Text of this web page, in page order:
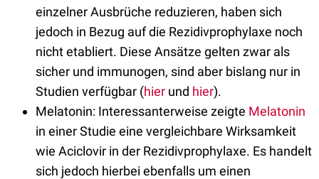
einzelner Ausbrüche reduzieren, haben sich
jedoch in Bezug auf die Rezidivprophylaxe noch
nicht etabliert. Diese Ansätze gelten zwar als
sicher und immunogen, sind aber bislang nur in
Studien verfügbar (hier und hier).
Melatonin: Interessanterweise zeigte Melatonin
in einer Studie eine vergleichbare Wirksamkeit
wie Aciclovir in der Rezidivprophylaxe. Es handelt
sich jedoch hierbei ebenfalls um einen